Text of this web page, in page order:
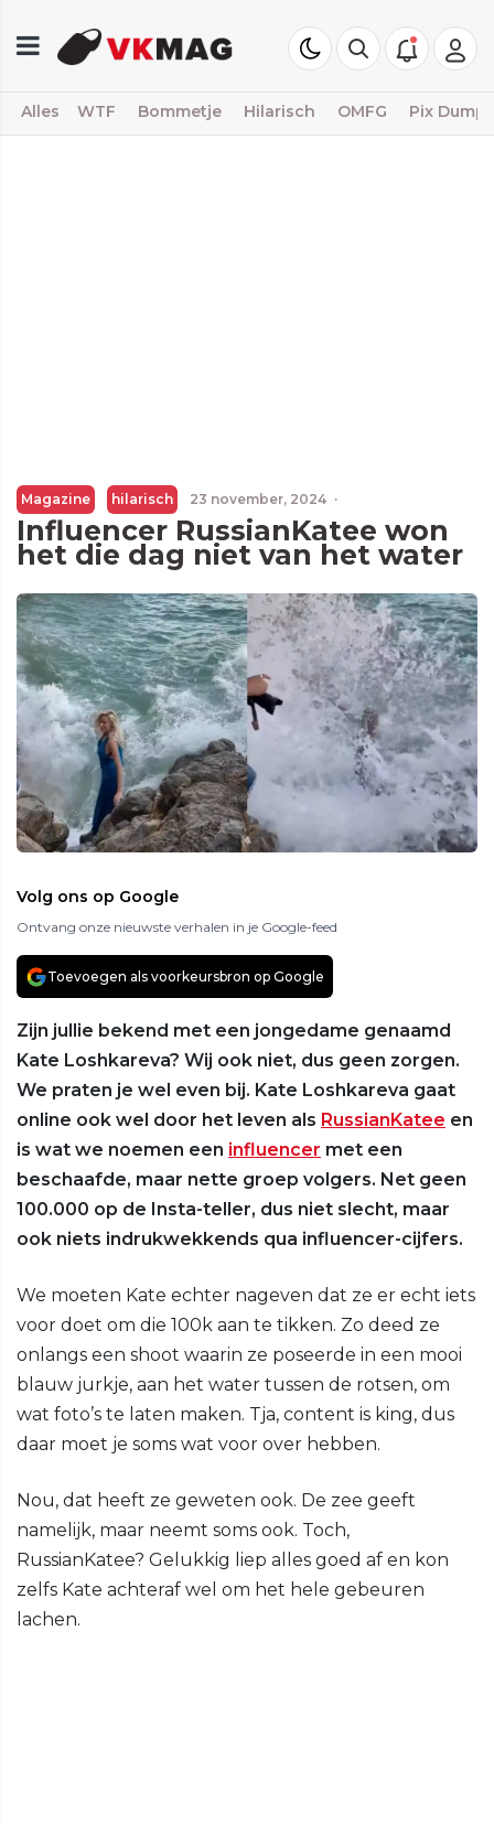
Alles WTF Bommetje Hilarisch OMFG Pix Dump
Magazine hilarisch 23 november, 2024 ·
Influencer RussianKatee won
het die dag niet van het water
Volg ons op Google
Ontvang onze nieuwste verhalen in je Google-feed
Toevoegen als voorkeursbron op Google
Zijn jullie bekend met een jongedame genaamd
Kate Loshkareva? Wij ook niet, dus geen zorgen.
We praten je wel even bij. Kate Loshkareva gaat
online ook wel door het leven als RussianKatee en
is wat we noemen een influencer met een
beschaafde, maar nette groep volgers. Net geen
100.000 op de Insta-teller, dus niet slecht, maar
ook niets indrukwekkends qua influencer-cijfers.
We moeten Kate echter nageven dat ze er echt iets
voor doet om die 100k aan te tikken. Zo deed ze
onlangs een shoot waarin ze poseerde in een mooi
blauw jurkje, aan het water tussen de rotsen, om
wat foto’s te laten maken. Tja, content is king, dus
daar moet je soms wat voor over hebben.
Nou, dat heeft ze geweten ook. De zee geeft
namelijk, maar neemt soms ook. Toch,
RussianKatee? Gelukkig liep alles goed af en kon
zelfs Kate achteraf wel om het hele gebeuren
lachen.